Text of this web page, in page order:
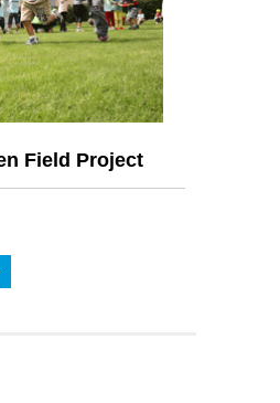
Field Project